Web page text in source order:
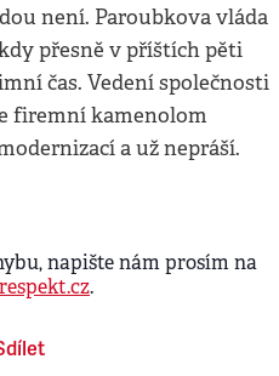
není. Paroubkova vláda
přesně v příštích pěti
čas. Vedení společnosti
firemní kamenolom
a už nepráší.
napište nám prosím na
.